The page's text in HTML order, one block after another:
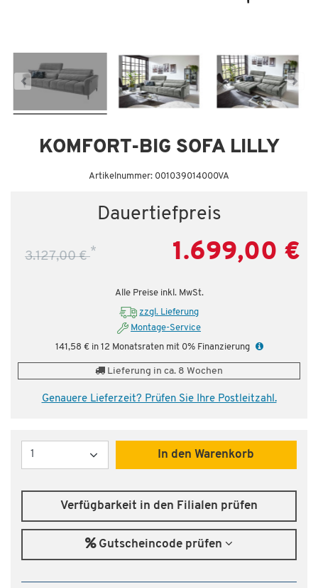
KOMFORT-BIG SOFA LILLY
Artikelnummer: 001039014000VA
Dauertiefpreis
3.127,00 €* 1.699,00 €
Alle Preise inkl. MwSt.
zzgl. Lieferung
Montage-Service
141,58 € in 12 Monatsraten mit 0% Finanzierung
Lieferung in ca. 8 Wochen
Genauere Lieferzeit? Prüfen Sie Ihre Postleitzahl.
Menge
In den Warenkorb
Verfügbarkeit in den Filialen prüfen
Gutscheincode prüfen